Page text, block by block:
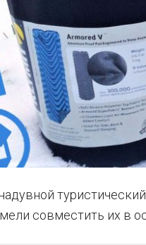
совместить их в